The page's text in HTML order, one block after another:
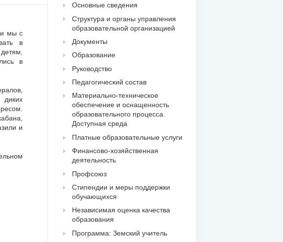
мы с
в
в
диких
и
Основные сведения
Структура и органы управления
образовательной организацией
Документы
Образование
Руководство
Педагогический состав
Материально-техническое
обеспечение и оснащенность
образовательного процесса.
Доступная среда
Платные образовательные услуги
Финансово-хозяйственная
деятельность
Профсоюз
Стипендии и меры поддержки
обучающихся
Независимая оценка качества
образования
Программа: Земский учитель